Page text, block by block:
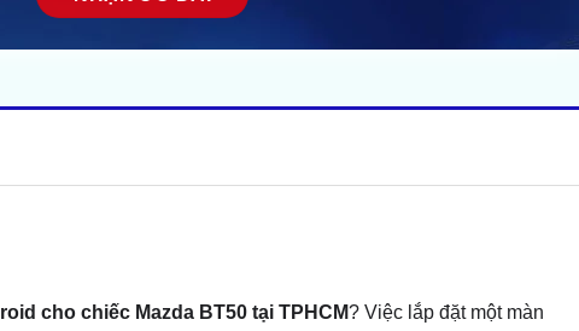
cho chiếc Mazda BT50 tại TPHCM? Việc lắp đặt một màn